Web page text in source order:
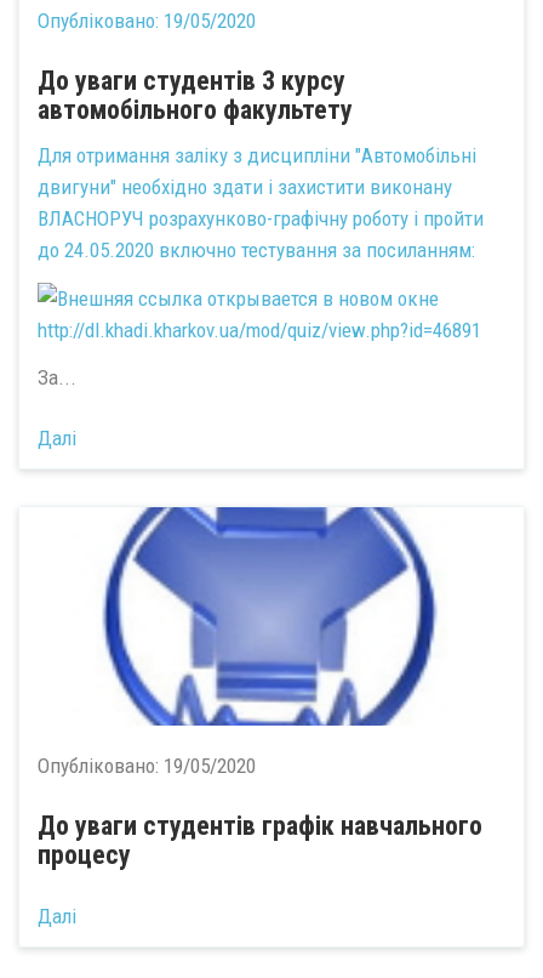
Опубліковано: 19/05/2020
До уваги студентів 3 курсу
автомобільного факультету
Для отримання заліку з дисципліни "Автомобільні
двигуни" необхідно здати і захистити виконану
ВЛАСНОРУЧ розрахунково-графічну роботу і пройти
до 24.05.2020 включно тестування за посиланням:
http://dl.khadi.kharkov.ua/mod/quiz/view.php?id=46891
За...
Далі
Опубліковано: 19/05/2020
До уваги студентів графік навчального
процесу
Далі